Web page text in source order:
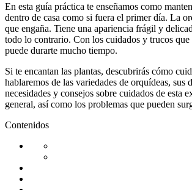
En esta guía práctica te enseñamos como
dentro de casa como si fuera el primer día. La
que engaña. Tiene una apariencia frágil y
todo lo contrario. Con los cuidados y trucos que
puede durarte mucho tiempo.
Si te encantan las plantas, descubrirás cómo
hablaremos de las variedades de orquídeas, sus
necesidades y consejos sobre cuidados de esta
general, así como los problemas que pueden
Contenidos